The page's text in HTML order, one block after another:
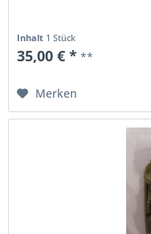
Inhalt 1 Stück
35,00 € * **
Merken